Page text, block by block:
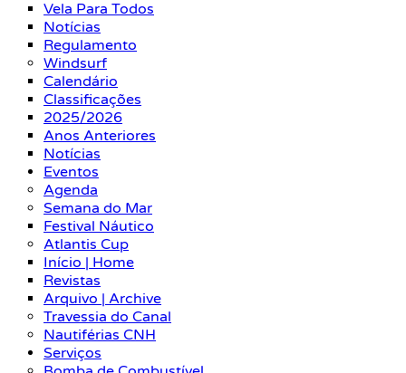
Vela Para Todos
Notícias
Regulamento
Windsurf
Calendário
Classificações
2025/2026
Anos Anteriores
Notícias
Eventos
Agenda
Semana do Mar
Festival Náutico
Atlantis Cup
Início | Home
Revistas
Arquivo | Archive
Travessia do Canal
Nautiférias CNH
Serviços